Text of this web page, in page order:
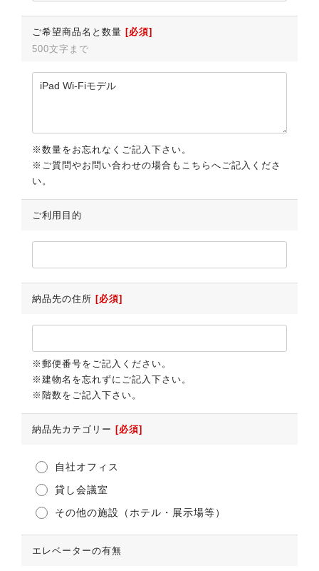
ご希望商品名と数量 [必須]
500文字まで
※数量をお忘れなくご記入下さい。
※ご質問やお問い合わせの場合もこちらへご記入くださ
い。
ご利用目的
納品先の住所 [必須]
※郵便番号をご記入ください。
※建物名を忘れずにご記入下さい。
※階数をご記入下さい。
納品先カテゴリー [必須]
自社オフィス
貸し会議室
その他の施設（ホテル・展示場等）
エレベーターの有無